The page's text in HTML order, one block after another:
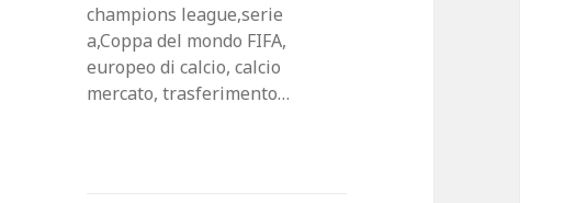
champions league,serie
a,Coppa del mondo FIFA,
europeo di calcio, calcio
mercato, trasferimento…